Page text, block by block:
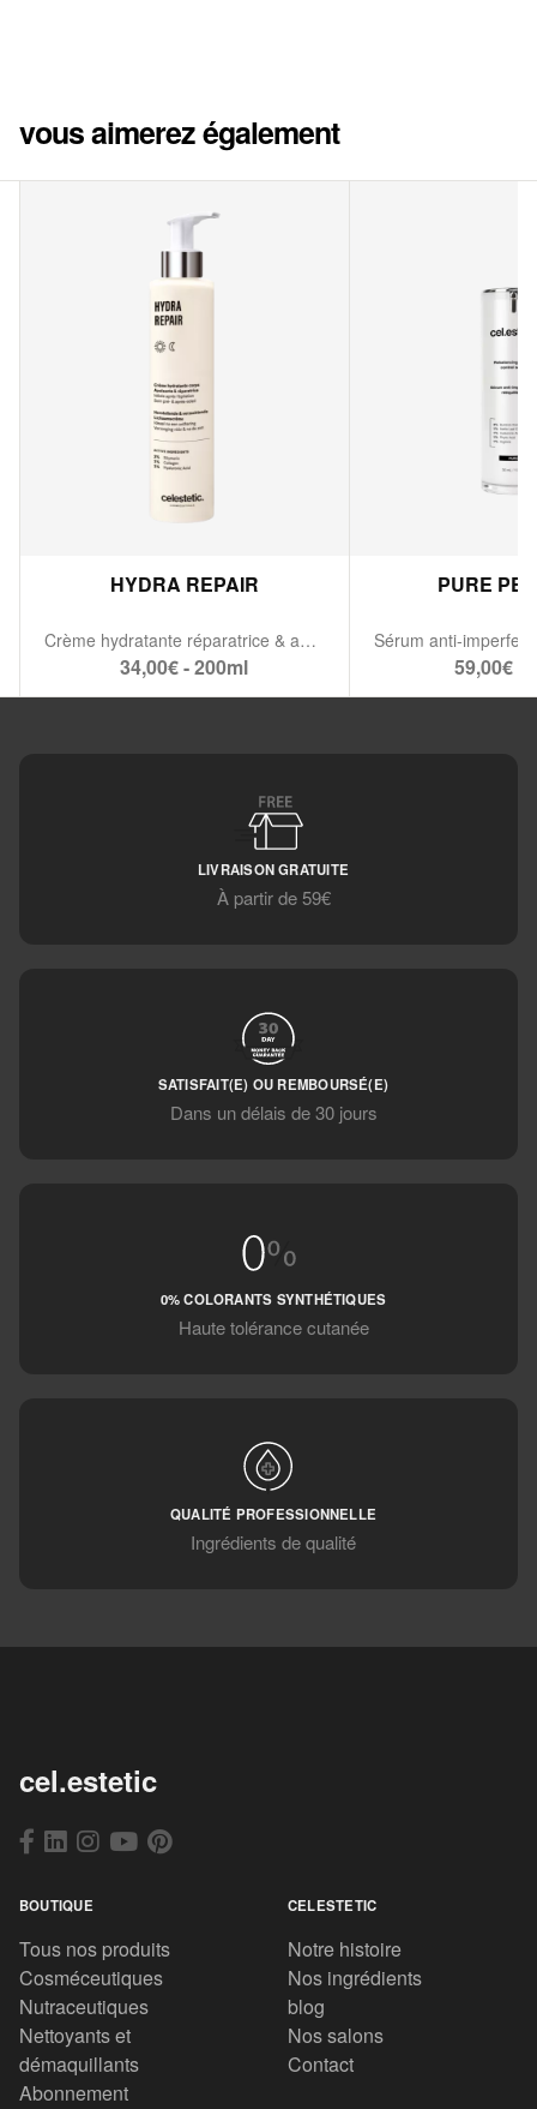
vous aimerez également
HYDRA REPAIR
Crème hydratante réparatrice & apaisante
34,00€ - 200ml
PURE
59,00€ -
LIVRAISON GRATUITE
À partir de 59€
SATISFAIT(E) OU REMBOURSÉ(E)
Dans un délais de 30 jours
0% COLORANTS SYNTHÉTIQUES
Haute tolérance cutanée
QUALITÉ PROFESSIONNELLE
Ingrédients de qualité
cel.estetic
BOUTIQUE
Tous nos produits
Cosméceutiques
Nutraceutiques
Nettoyants et
démaquillants
Abonnement
CELESTETIC
Notre histoire
Nos ingrédients
blog
Nos salons
Contact